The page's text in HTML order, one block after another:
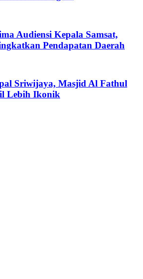
Audiensi Kepala Samsat,
Pendapatan Daerah
Sriwijaya, Masjid Al Fathul
Lebih Ikonik